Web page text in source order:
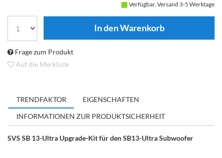
Verfügbar, Versand 3-5 Werktage
Frage zum Produkt
Auf die Merkliste
TRENDFAKTOR
EIGENSCHAFTEN
INFORMATIONEN ZUR PRODUKTSICHERHEIT
SVS SB 13-Ultra Upgrade-Kit für den SB13-Ultra Subwoofer